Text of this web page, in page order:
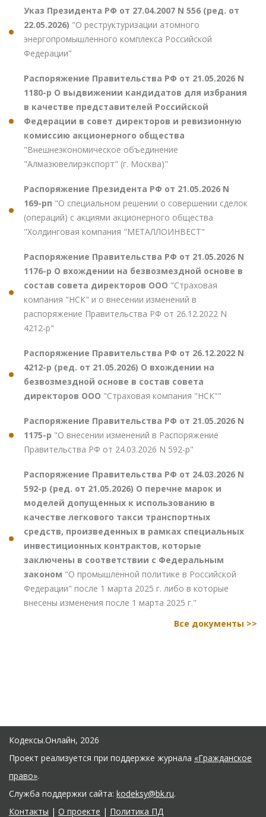
Указ Президента РФ от 27.04.2007 N 556 (ред. от
22.05.2026) "О реструктуризации атомного
энергопромышленного комплекса Российской
Федерации"
Распоряжение Правительства РФ от 21.05.2026 N
1180-р О выдвижении кандидатов для избрания
в качестве представителей Российской
Федерации в совет директоров и ревизионную
комиссию акционерного общества
"Внешнеэкономическое объединение
"Алмазювелирэкспорт" (г. Москва)"
Распоряжение Президента РФ от 21.05.2026 N
169-рп "О специальном решении о совершении сделок
(операций) с акциями акционерного общества
"Холдинговая компания "МЕТАЛЛОИНВЕСТ"
Распоряжение Правительства РФ от 21.05.2026 N
1176-р О вхождении на безвозмездной основе в
состав совета директоров ООО "Страховая
компания "НСК" и о внесении изменений в
распоряжение Правительства РФ от 26.12.2022 N
4212-р"
Распоряжение Правительства РФ от 26.12.2022 N
4212-р (ред. от 21.05.2026) О вхождении на
безвозмездной основе в состав совета
директоров ООО "Страховая компания "НСК""
Распоряжение Правительства РФ от 21.05.2026 N
1175-р "О внесении изменений в Распоряжение
Правительства РФ от 24.03.2026 N 592-р"
Распоряжение Правительства РФ от 24.03.2026 N
592-р (ред. от 21.05.2026) О перечне марок и
моделей допущенных к использованию в
качестве легкового такси транспортных
средств, произведенных в рамках специальных
инвестиционных контрактов, которые
заключены в соответствии с Федеральным
законом "О промышленной политике в Российской
Федерации" после 1 марта 2025 г. либо в которые
внесены изменения после 1 марта 2025 г."
Все документы >>
Кодексы.Онлайн, 2026
Проект реализуется при поддержке журнала «Гражданское
право».
Служба поддержки сайта: kodeksy@bk.ru.
Контакты | О проекте | Политика ПД